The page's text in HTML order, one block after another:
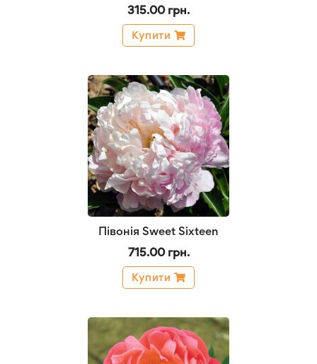
315.00 грн.
Купити
Півонія Sweet Sixteen
715.00 грн.
Купити